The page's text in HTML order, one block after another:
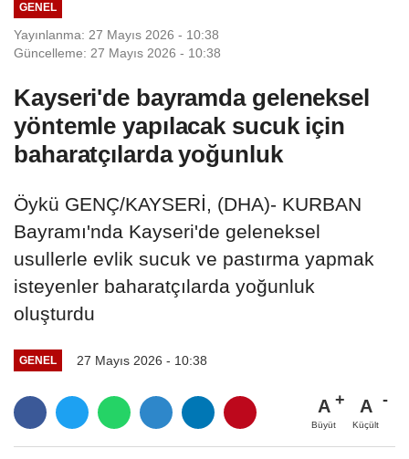
GENEL
Yayınlanma: 27 Mayıs 2026 - 10:38
Güncelleme: 27 Mayıs 2026 - 10:38
Kayseri'de bayramda geleneksel
yöntemle yapılacak sucuk için
baharatçılarda yoğunluk
Öykü GENÇ/KAYSERİ, (DHA)- KURBAN
Bayramı'nda Kayseri'de geleneksel
usullerle evlik sucuk ve pastırma yapmak
isteyenler baharatçılarda yoğunluk
oluşturdu
GENEL 27 Mayıs 2026 - 10:38
A
Büyüt
A
Küçült